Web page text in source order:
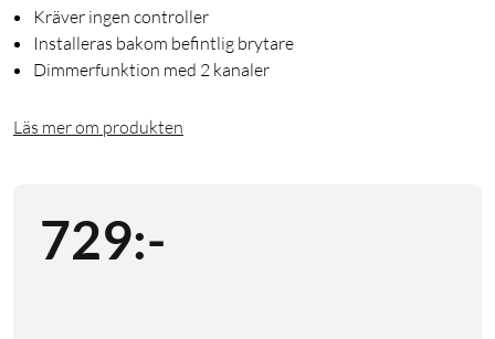
Kräver ingen controller
Installeras bakom befintlig brytare
Dimmerfunktion med 2 kanaler
Läs mer om produkten
729:-